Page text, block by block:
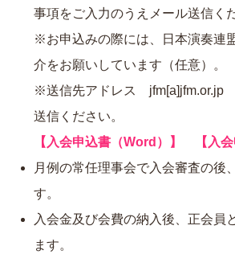
事項をご入力のうえメール送信く
※お申込みの際には、日本演奏連
介をお願いしています（任意）。
※送信先アドレス jfm[a]jfm.or.jp
送信ください。
【入会申込書（Word）】
【入
月例の常任理事会で入会審査の後
す。
入会金及び会費の納入後、正会員
ます。